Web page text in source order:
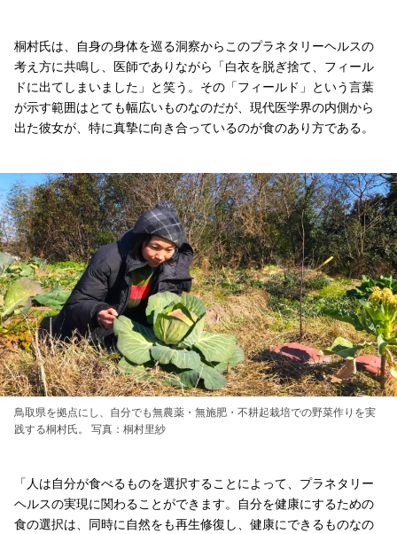
桐村氏は、自身の身体を巡る洞察からこのプラネタリーヘルスの
考え方に共鳴し、医師でありながら「白衣を脱ぎ捨て、フィール
ドに出てしまいました」と笑う。その「フィールド」という言葉
が示す範囲はとても幅広いものなのだが、現代医学界の内側から
出た彼女が、特に真摯に向き合っているのが食のあり方である。
鳥取県を拠点にし、自分でも無農薬・無施肥・不耕起栽培での野菜作りを実
践する桐村氏。 写真：桐村里紗
「人は自分が食べるものを選択することによって、プラネタリー
ヘルスの実現に関わることができます。自分を健康にするための
食の選択は、同時に自然をも再生修復し、健康にできるものなの